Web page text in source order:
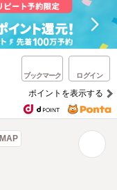
ブックマーク ログイン
ポイントを表示する
MAP